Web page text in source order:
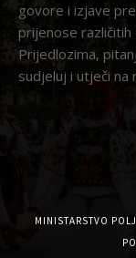
govore i izjave
prijenose različitih
Prijedlozima,
sudjeluj i utječi na
MINISTARSTVO